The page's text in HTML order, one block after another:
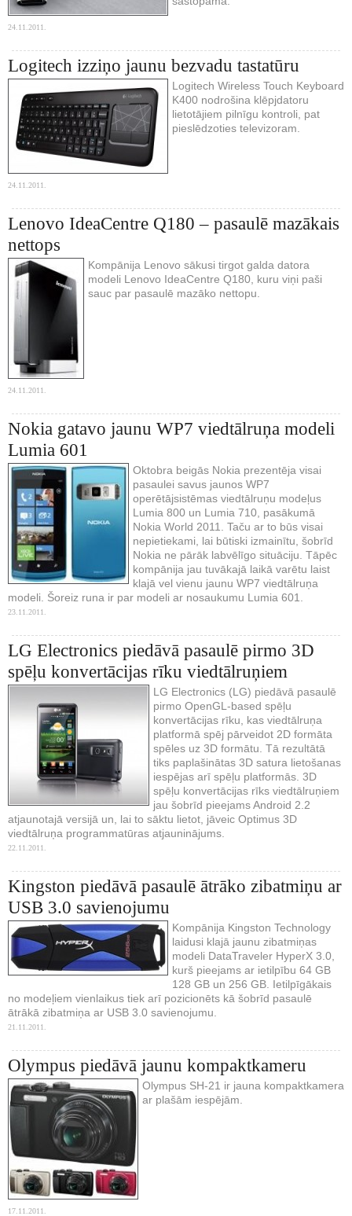
24.11.2011.
Logitech izziņo jaunu bezvadu tastatūru
Logitech Wireless Touch Keyboard
K400 nodrošina klēpjdatoru
lietotājiem pilnīgu kontroli, pat
pieslēdzoties televizoram.
24.11.2011.
Lenovo IdeaCentre Q180 – pasaulē mazākais
nettops
Kompānija Lenovo sākusi tirgot galda datora
modeli Lenovo IdeaCentre Q180, kuru viņi paši
sauc par pasaulē mazāko nettopu.
24.11.2011.
Nokia gatavo jaunu WP7 viedtālruņa modeli
Lumia 601
Oktobra beigās Nokia prezentēja visai
pasaulei savus jaunos WP7
operētājsistēmas viedtālruņu modeļus
Lumia 800 un Lumia 710, pasākumā
Nokia World 2011. Taču ar to būs visai
nepietiekami, lai būtiski izmainītu, šobrīd
Nokia ne pārāk labvēlīgo situāciju. Tāpēc
kompānija jau tuvākajā laikā varētu laist
klajā vel vienu jaunu WP7 viedtālruņa
modeli. Šoreiz runa ir par modeli ar nosaukumu Lumia 601.
23.11.2011.
LG Electronics piedāvā pasaulē pirmo 3D
spēļu konvertācijas rīku viedtālruņiem
LG Electronics (LG) piedāvā pasaulē
pirmo OpenGL-based spēļu
konvertācijas rīku, kas viedtālruņa
platformā spēj pārveidot 2D formāta
spēles uz 3D formātu. Tā rezultātā
tiks paplašinātas 3D satura lietošanas
iespējas arī spēļu platformās. 3D
spēļu konvertācijas rīks viedtālruņiem
jau šobrīd pieejams Android 2.2
atjaunotajā versijā un, lai to sāktu lietot, jāveic Optimus 3D
viedtālruņa programmatūras atjauninājums.
22.11.2011.
Kingston piedāvā pasaulē ātrāko zibatmiņu ar
USB 3.0 savienojumu
Kompānija Kingston Technology
laidusi klajā jaunu zibatmiņas
modeli DataTraveler HyperX 3.0,
kurš pieejams ar ietilpību 64 GB
128 GB un 256 GB. Ietilpīgākais
no modeļiem vienlaikus tiek arī pozicionēts kā šobrīd pasaulē
ātrākā zibatmiņa ar USB 3.0 savienojumu.
21.11.2011.
Olympus piedāvā jaunu kompaktkameru
Olympus SH-21 ir jauna kompaktkamera
ar plašām iespējām.
17.11.2011.